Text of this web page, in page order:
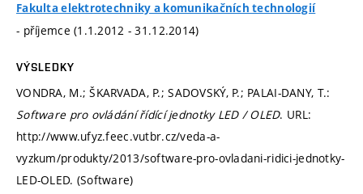
Fakulta elektrotechniky a komunikačních technologií
- příjemce (1.1.2012 - 31.12.2014)
VÝSLEDKY
VONDRA, M.; ŠKARVADA, P.; SADOVSKÝ, P.; PALAI-DANY, T.:
Software pro ovládání řídící jednotky LED / OLED. URL:
http://www.ufyz.feec.vutbr.cz/veda-a-
vyzkum/produkty/2013/software-pro-ovladani-ridici-jednotky-
LED-OLED. (Software)